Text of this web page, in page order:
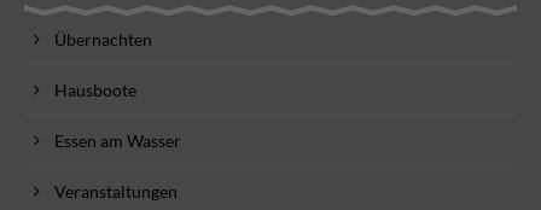
Übernachten
Hausboote
Essen am Wasser
Veranstaltungen